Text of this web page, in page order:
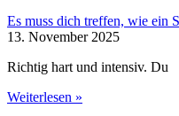
Es muss dich treffen, wie ein
13. November 2025
Richtig hart und intensiv. Du
Weiterlesen »